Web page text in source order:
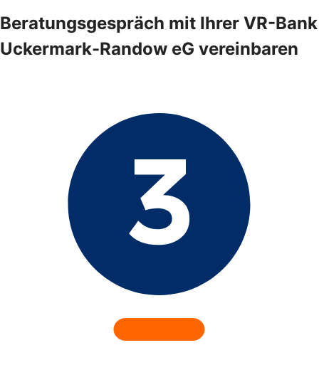
Beratungsgespräch mit Ihrer VR-Bank
Uckermark-Randow eG vereinbaren